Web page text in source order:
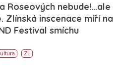
Roseových nebude!…ale
Zlínská inscenace míří na
Festival smíchu
ZL